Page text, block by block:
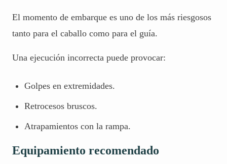
El momento de embarque es uno de los más riesgosos
tanto para el caballo como para el guía.
Una ejecución incorrecta puede provocar:
Golpes en extremidades.
Retrocesos bruscos.
Atrapamientos con la rampa.
Equipamiento recomendado